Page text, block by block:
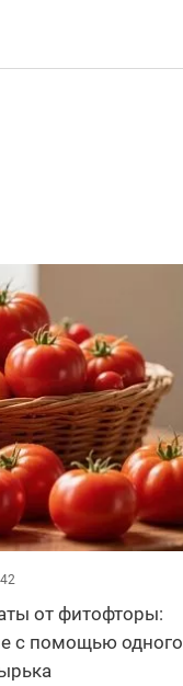
от фитофторы:
с помощью одного